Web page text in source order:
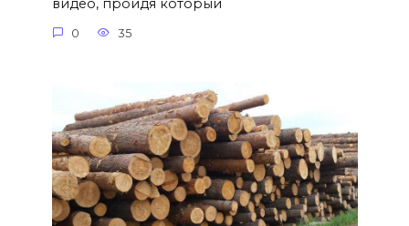
видео, пройдя который
0 35